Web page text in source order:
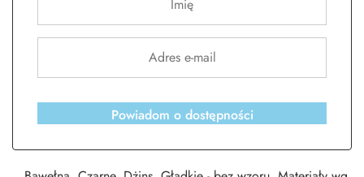
Powiadom o dostępności